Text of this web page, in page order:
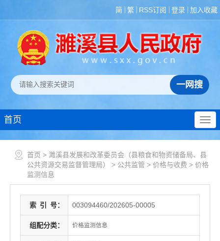
简 繁 RSS订阅 登录 加入收藏
首页
首页 > 濉溪县发展和改革委员会（县粮食和物资储备局、县
公共资源交易监督管理局）
> 公共监管 > 价格与收费 > 价格
监测信息
索 引 号： 003094460/202605-00005
组配分类： 价格监测信息